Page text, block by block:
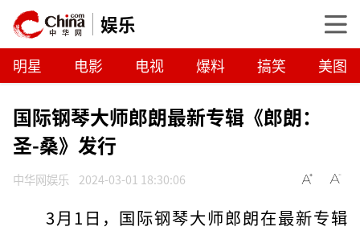
娱乐
明星 电影 电视 爆料 搞笑 美图
国际钢琴大师郎朗最新专辑《郎朗：
圣-桑》发行
中华网娱乐 2024-03-01 18:30:06
3月1日，国际钢琴大师郎朗在最新专辑